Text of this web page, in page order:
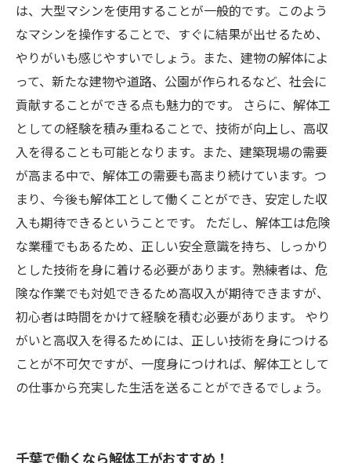
は、大型マシンを使用することが一般的です。このよう
なマシンを操作することで、すぐに結果が出せるため、
やりがいも感じやすいでしょう。また、建物の解体によ
って、新たな建物や道路、公園が作られるなど、社会に
貢献することができる点も魅力的です。 さらに、解体工
としての経験を積み重ねることで、技術が向上し、高収
入を得ることも可能となります。また、建築現場の需要
が高まる中で、解体工の需要も高まり続けています。つ
まり、今後も解体工として働くことができ、安定した収
入も期待できるということです。 ただし、解体工は危険
な業種でもあるため、正しい安全意識を持ち、しっかり
とした技術を身に着ける必要があります。熟練者は、危
険な作業でも対処できるため高収入が期待できますが、
初心者は時間をかけて経験を積む必要があります。 やり
がいと高収入を得るためには、正しい技術を身につける
ことが不可欠ですが、一度身につければ、解体工として
の仕事から充実した生活を送ることができるでしょう。
千葉で働くなら解体工がおすすめ！